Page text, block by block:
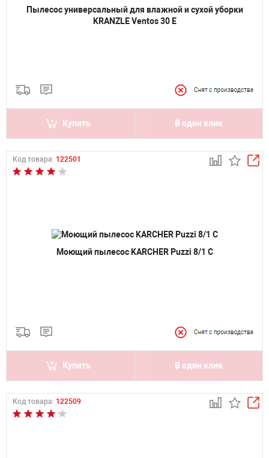
Пылесос универсальный для влажной и сухой уборки
KRANZLE Ventos 30 E
Купить В один клик
Код товара: 122501
Моющий пылесос KARCHER Puzzi 8/1 C
Купить В один клик
Код товара: 122509